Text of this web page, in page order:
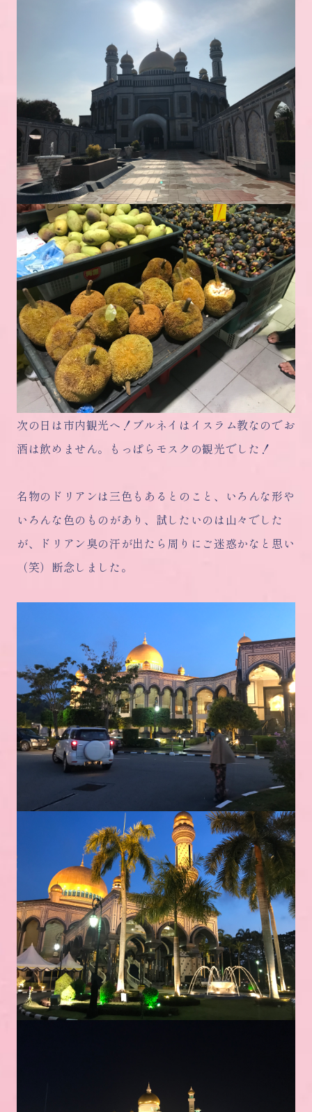
次の日は市内観光へ！ブルネイはイスラム教なのでお
酒は飲めません。もっぱらモスクの観光でした！
名物のドリアンは三色もあるとのこと、いろんな形や
いろんな色のものがあり、試したいのは山々でした
が、ドリアン臭の汗が出たら周りにご迷惑かなと思い
（笑）断念しました。